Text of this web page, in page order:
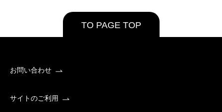
TO PAGE TOP
お問い合わせ
サイトのご利用